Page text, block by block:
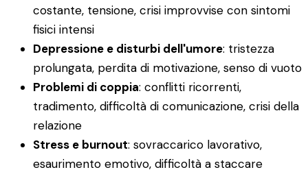
costante, tensione, crisi improvvise con sintomi
fisici intensi
Depressione e disturbi dell'umore: tristezza
prolungata, perdita di motivazione, senso di vuoto
Problemi di coppia: conflitti ricorrenti,
tradimento, difficoltà di comunicazione, crisi della
relazione
Stress e burnout: sovraccarico lavorativo,
esaurimento emotivo, difficoltà a staccare